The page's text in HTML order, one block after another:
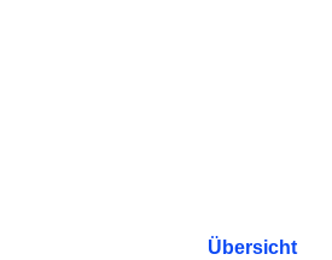
Übersicht